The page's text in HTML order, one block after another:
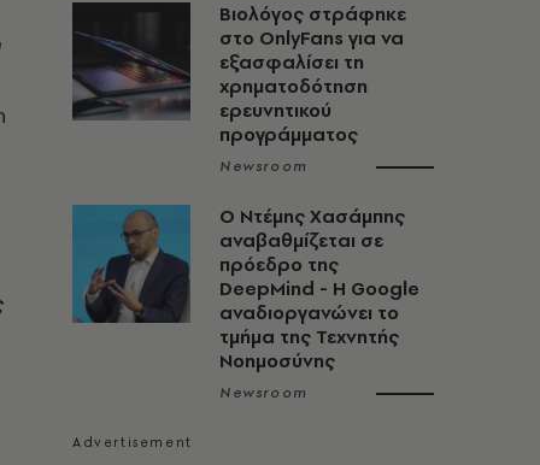
Βιολόγος στράφηκε
στο OnlyFans για να
εξασφαλίσει τη
χρηματοδότηση
ερευνητικού
προγράμματος
Newsroom
Ο Ντέμης Χασάμπης
αναβαθμίζεται σε
πρόεδρο της
DeepMind - Η Google
αναδιοργανώνει το
τμήμα της Τεχνητής
Νοημοσύνης
Newsroom